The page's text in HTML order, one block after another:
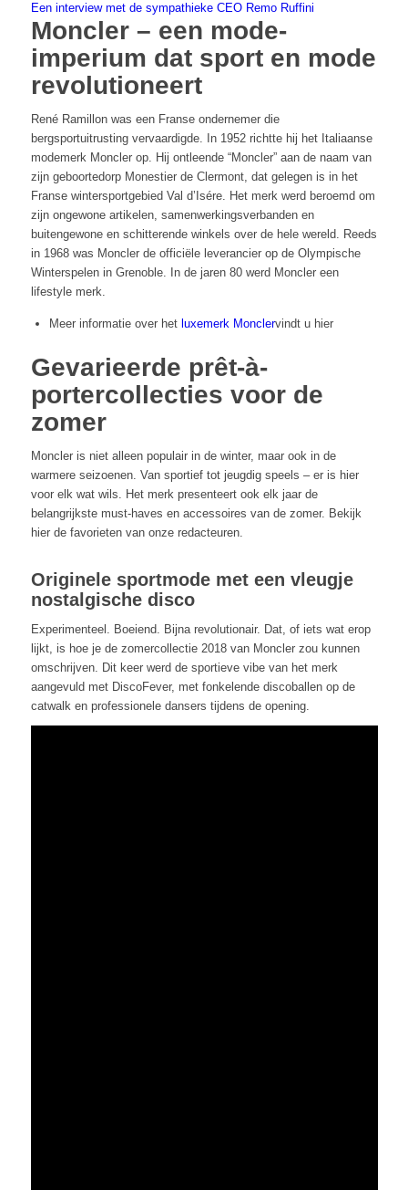
Een interview met de sympathieke CEO Remo Ruffini
Moncler – een mode-
imperium dat sport en mode
revolutioneert
René Ramillon was een Franse ondernemer die
bergsportuitrusting vervaardigde. In 1952 richtte hij het Italiaanse
modemerk Moncler op. Hij ontleende “Moncler” aan de naam van
zijn geboortedorp Monestier de Clermont, dat gelegen is in het
Franse wintersportgebied Val d’Isére. Het merk werd beroemd om
zijn ongewone artikelen, samenwerkingsverbanden en
buitengewone en schitterende winkels over de hele wereld. Reeds
in 1968 was Moncler de officiële leverancier op de Olympische
Winterspelen in Grenoble. In de jaren 80 werd Moncler een
lifestyle merk.
Meer informatie over het luxemerk Monclervindt u hier
Gevarieerde prêt-à-
portercollecties voor de
zomer
Moncler is niet alleen populair in de winter, maar ook in de
warmere seizoenen. Van sportief tot jeugdig speels – er is hier
voor elk wat wils. Het merk presenteert ook elk jaar de
belangrijkste must-haves en accessoires van de zomer. Bekijk
hier de favorieten van onze redacteuren.
Originele sportmode met een vleugje
nostalgische disco
Experimenteel. Boeiend. Bijna revolutionair. Dat, of iets wat erop
lijkt, is hoe je de zomercollectie 2018 van Moncler zou kunnen
omschrijven. Dit keer werd de sportieve vibe van het merk
aangevuld met DiscoFever, met fonkelende discoballen op de
catwalk en professionele dansers tijdens de opening.